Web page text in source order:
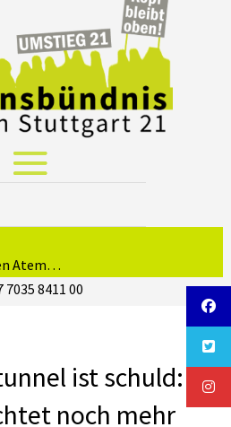
Atem…
7035 8411 00
ist schuld:
noch mehr